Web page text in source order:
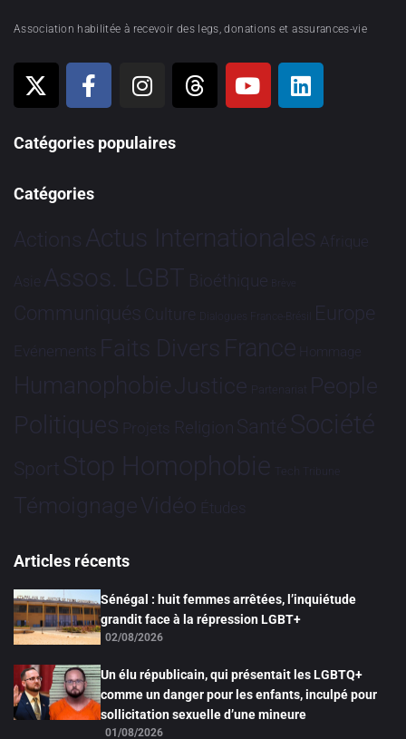
Association habilitée à recevoir des legs, donations et assurances-vie
Catégories populaires
Catégories
Actions Actus Internationales Afrique
Asie Assos. LGBT Bioéthique Brève
Communiqués Culture Dialogues France-Brésil Europe
Evénements Faits Divers France Hommage
HumanophobieJustice Partenariat People
Politiques Projets Religion Santé Société
Sport Stop Homophobie Tech Tribune
TémoignageVidéo Études
Articles récents
Sénégal : huit femmes arrêtées, l’inquiétude
grandit face à la répression LGBT+
02/08/2026
Un élu républicain, qui présentait les LGBTQ+
comme un danger pour les enfants, inculpé pour
sollicitation sexuelle d’une mineure
01/08/2026